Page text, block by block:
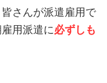
さんが派遣雇用で
用派遣に必ずしも